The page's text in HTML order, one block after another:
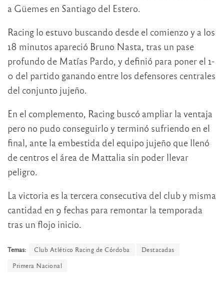
a Güemes en Santiago del Estero.
Racing lo estuvo buscando desde el comienzo y a los
18 minutos apareció Bruno Nasta, tras un pase
profundo de Matías Pardo, y definió para poner el 1-
0 del partido ganando entre los defensores centrales
del conjunto jujeño.
En el complemento, Racing buscó ampliar la ventaja
pero no pudo conseguirlo y terminó sufriendo en el
final, ante la embestida del equipo jujeño que llenó
de centros el área de Mattalia sin poder llevar
peligro.
La victoria es la tercera consecutiva del club y misma
cantidad en 9 fechas para remontar la temporada
tras un flojo inicio.
Temas: Club Atlético Racing de Córdoba
Destacadas
Primera Nacional